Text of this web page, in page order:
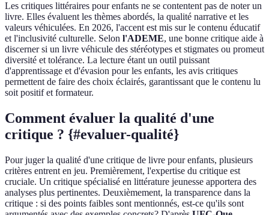
Les critiques littéraires pour enfants ne se contentent pas de noter un
livre. Elles évaluent les thèmes abordés, la qualité narrative et les
valeurs véhiculées. En 2026, l'accent est mis sur le contenu éducatif
et l'inclusivité culturelle. Selon l'ADEME, une bonne critique aide à
discerner si un livre véhicule des stéréotypes et stigmates ou promeut
diversité et tolérance. La lecture étant un outil puissant
d'apprentissage et d'évasion pour les enfants, les avis critiques
permettent de faire des choix éclairés, garantissant que le contenu lu
soit positif et formateur.
Comment évaluer la qualité d'une
critique ? {#evaluer-qualité}
Pour juger la qualité d'une critique de livre pour enfants, plusieurs
critères entrent en jeu. Premièrement, l'expertise du critique est
cruciale. Un critique spécialisé en littérature jeunesse apportera des
analyses plus pertinentes. Deuxièmement, la transparence dans la
critique : si des points faibles sont mentionnés, est-ce qu'ils sont